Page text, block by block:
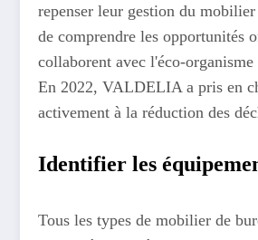
repenser leur gestion du mobilier
de comprendre les opportunités
collaborent avec l'éco-
En 2022, VALDELIA a pris en
activement à la réduction des
Identifier les
Tous les types de mobilier de